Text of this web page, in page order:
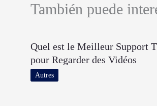
También puede
Quel est le Meilleur Support
pour Regarder des Vidéos
Autres